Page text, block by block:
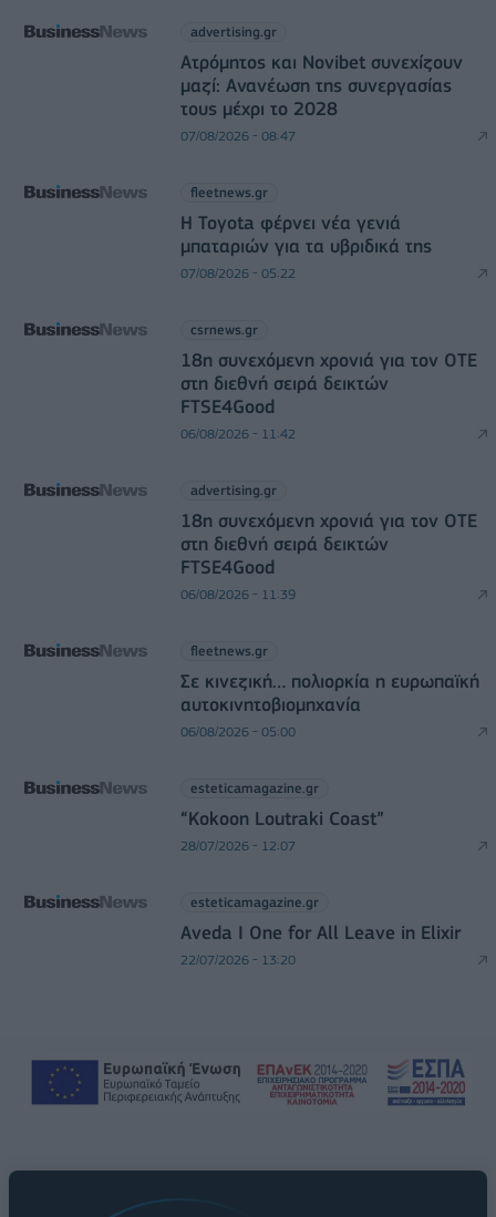
advertising.gr
Ατρόμητος και Novibet συνεχίζουν
μαζί: Ανανέωση της συνεργασίας
τους μέχρι το 2028
07/08/2026 - 08:47
fleetnews.gr
Η Toyota φέρνει νέα γενιά
μπαταριών για τα υβριδικά της
07/08/2026 - 05:22
csrnews.gr
18η συνεχόμενη χρονιά για τον ΟΤΕ
στη διεθνή σειρά δεικτών
FTSE4Good
06/08/2026 - 11:42
advertising.gr
18η συνεχόμενη χρονιά για τον ΟΤΕ
στη διεθνή σειρά δεικτών
FTSE4Good
06/08/2026 - 11:39
fleetnews.gr
Σε κινεζική… πολιορκία η ευρωπαϊκή
αυτοκινητοβιομηχανία
06/08/2026 - 05:00
esteticamagazine.gr
“Kokoon Loutraki Coast”
28/07/2026 - 12:07
esteticamagazine.gr
Aveda I One for All Leave in Elixir
22/07/2026 - 13:20